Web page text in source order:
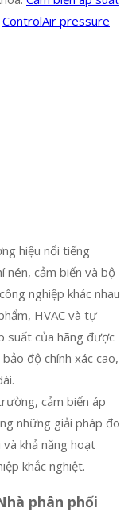
ControlAir pressure
hiệu nổi tiếng
nén, cảm biến và bộ
nghiệp khác nhau
HVAC và tự
suất của hãng được
độ chính xác cao,
cảm biến áp
những giải pháp đo
khả năng hoạt
khắc nghiệt.
phân phối